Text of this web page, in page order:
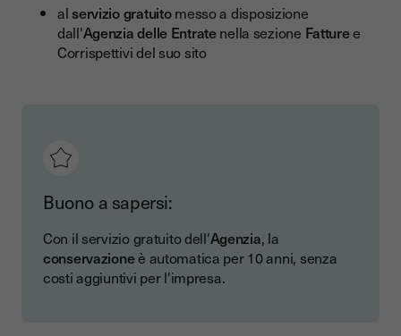
alservizio gratuitomesso a disposizione
dall'Agenzia delle Entratenella sezione Fatturee
Corrispettivi del suo sito
Buono a sapersi:
Con il servizio gratuito dell'Agenzia, la
conservazioneè automatica per 10 anni, senza
costi aggiuntivi per l'impresa.